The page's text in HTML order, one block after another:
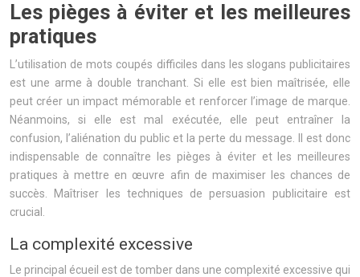
Les pièges à éviter et les meilleures
pratiques
L’utilisation de mots coupés difficiles dans les slogans publicitaires
est une arme à double tranchant. Si elle est bien maîtrisée, elle
peut créer un impact mémorable et renforcer l’image de marque.
Néanmoins, si elle est mal exécutée, elle peut entraîner la
confusion, l’aliénation du public et la perte du message. Il est donc
indispensable de connaître les pièges à éviter et les meilleures
pratiques à mettre en œuvre afin de maximiser les chances de
succès. Maîtriser les techniques de persuasion publicitaire est
crucial.
La complexité excessive
Le principal écueil est de tomber dans une complexité excessive qui